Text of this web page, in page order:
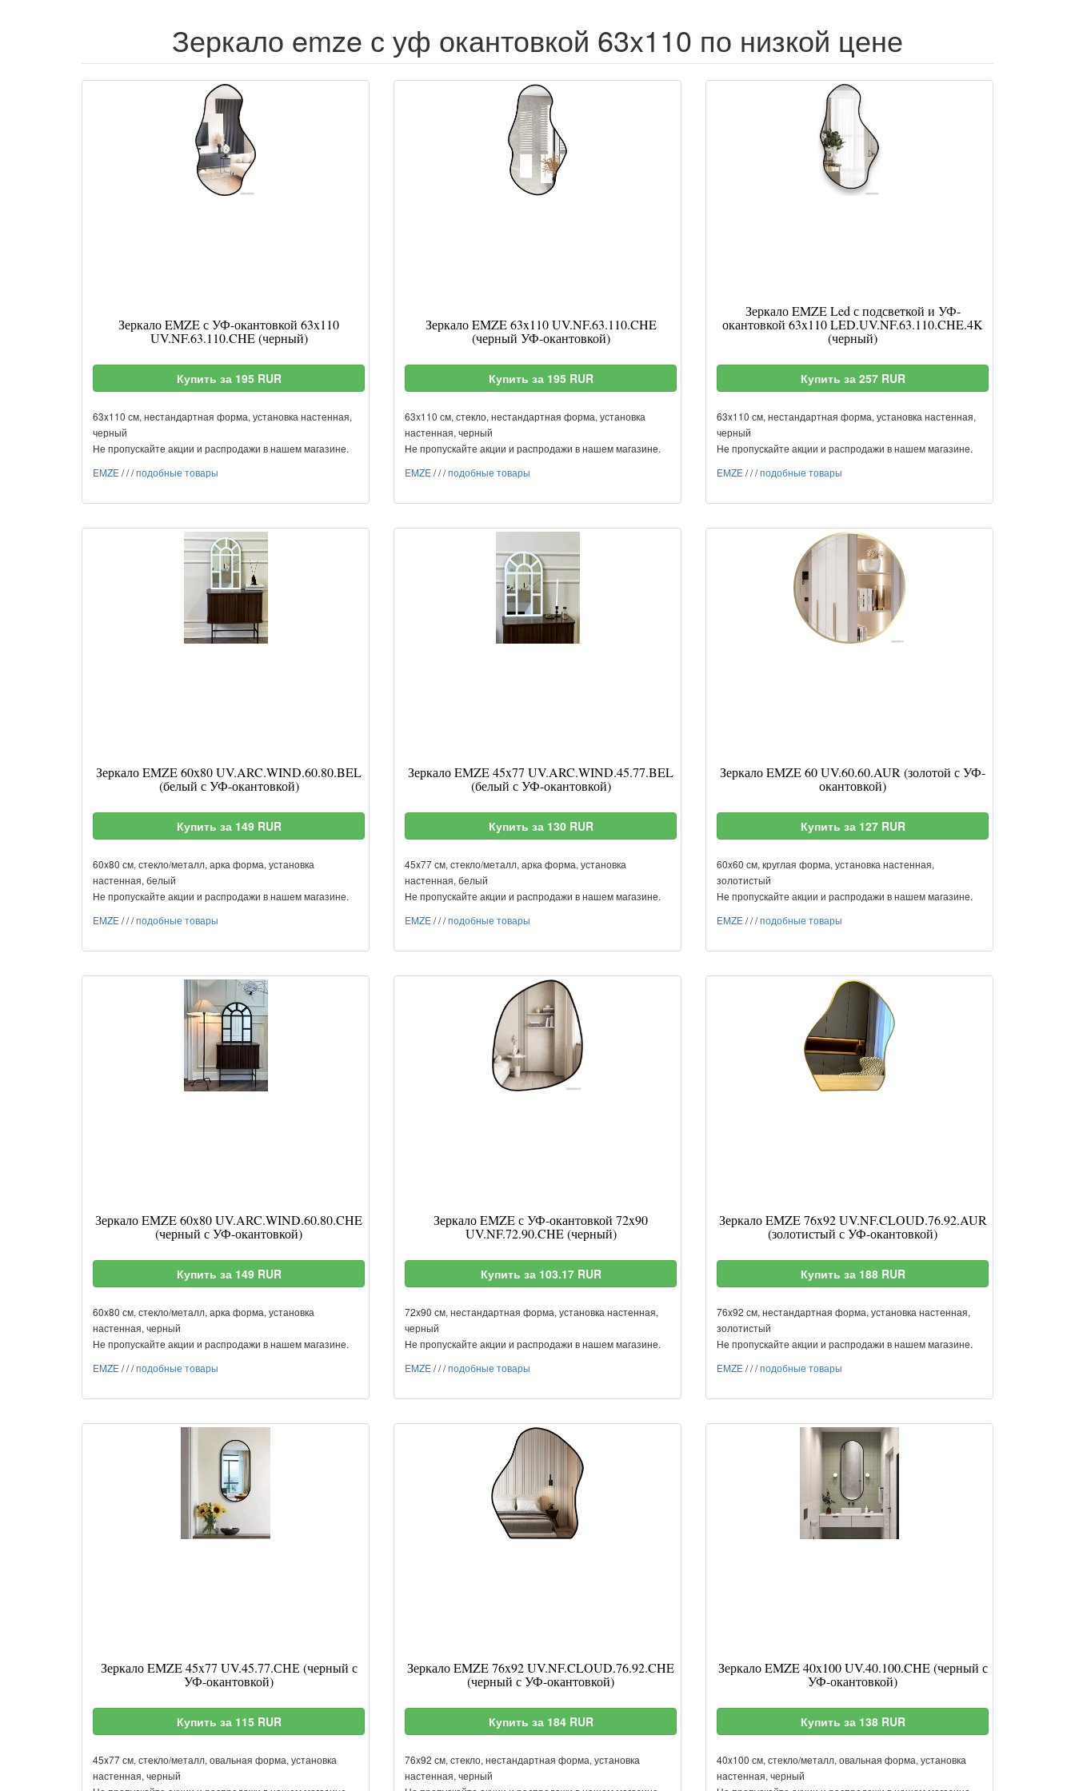
Зеркало emze с уф окантовкой 63x110 по низкой цене
Зеркало EMZE с УФ-окантовкой 63x110
UV.NF.63.110.CHE (черный)
Купить за 195 RUR
63x110 см, нестандартная форма, установка настенная,
черный
Не пропускайте акции и распродажи в нашем магазине.
EMZE ///подобные товары
Зеркало EMZE 63x110 UV.NF.63.110.CHE
(черный УФ-окантовкой)
Купить за 195 RUR
63x110 см, стекло, нестандартная форма, установка
настенная, черный
Не пропускайте акции и распродажи в нашем магазине.
EMZE ///подобные товары
Зеркало EMZE Led с подсветкой и УФ-
окантовкой 63x110 LED.UV.NF.63.110.CHE.4K
(черный)
Купить за 257 RUR
63x110 см, нестандартная форма, установка настенная,
черный
Не пропускайте акции и распродажи в нашем магазине.
EMZE ///подобные товары
Зеркало EMZE 60x80 UV.ARC.WIND.60.80.BEL
(белый с УФ-окантовкой)
Купить за 149 RUR
60x80 см, стекло/металл, арка форма, установка
настенная, белый
Не пропускайте акции и распродажи в нашем магазине.
EMZE ///подобные товары
Зеркало EMZE 45x77 UV.ARC.WIND.45.77.BEL
(белый с УФ-окантовкой)
Купить за 130 RUR
45x77 см, стекло/металл, арка форма, установка
настенная, белый
Не пропускайте акции и распродажи в нашем магазине.
EMZE ///подобные товары
Зеркало EMZE 60 UV.60.60.AUR (золотой с УФ-
окантовкой)
Купить за 127 RUR
60x60 см, круглая форма, установка настенная,
золотистый
Не пропускайте акции и распродажи в нашем магазине.
EMZE ///подобные товары
Зеркало EMZE 60x80 UV.ARC.WIND.60.80.CHE
(черный с УФ-окантовкой)
Купить за 149 RUR
60x80 см, стекло/металл, арка форма, установка
настенная, черный
Не пропускайте акции и распродажи в нашем магазине.
EMZE ///подобные товары
Зеркало EMZE с УФ-окантовкой 72x90
UV.NF.72.90.CHE (черный)
Купить за 103.17 RUR
72x90 см, нестандартная форма, установка настенная,
черный
Не пропускайте акции и распродажи в нашем магазине.
EMZE ///подобные товары
Зеркало EMZE 76x92 UV.NF.CLOUD.76.92.AUR
(золотистый с УФ-окантовкой)
Купить за 188 RUR
76x92 см, нестандартная форма, установка настенная,
золотистый
Не пропускайте акции и распродажи в нашем магазине.
EMZE ///подобные товары
Зеркало EMZE 45x77 UV.45.77.СНЕ (черный с
УФ-окантовкой)
Купить за 115 RUR
45x77 см, стекло/металл, овальная форма, установка
настенная, черный
Зеркало EMZE 76x92 UV.NF.CLOUD.76.92.CHE
(черный с УФ-окантовкой)
Купить за 184 RUR
76x92 см, стекло, нестандартная форма, установка
настенная, черный
Зеркало EMZE 40x100 UV.40.100.CHE (черный с
УФ-окантовкой)
Купить за 138 RUR
40x100 см, стекло/металл, овальная форма, установка
настенная, черный